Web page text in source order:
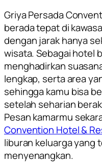
Griya Persada
berada tepat di
dengan jarak hanya
wisata. Sebagai hotel
menghadirkan
lengkap, serta area
sehingga kamu bisa
setelah seharian
Pesan kamarmu
Convention Hotel &
liburan keluarga yang
menyenangkan.